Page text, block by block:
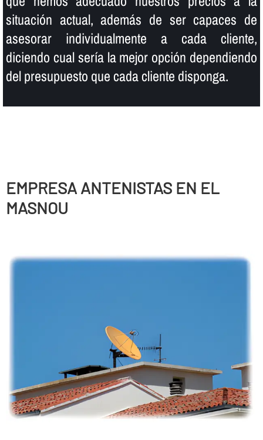
situación actual, además de ser capaces de
asesorar individualmente a cada cliente,
diciendo cual serí­a la mejor opción dependiendo
del presupuesto que cada cliente disponga.
EMPRESA ANTENISTAS EN EL
MASNOU